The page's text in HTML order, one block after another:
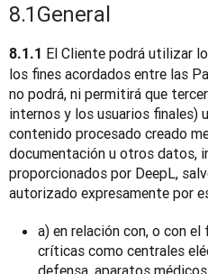
8.1General
8.1.1 El Cliente podrá utilizar
los fines acordados entre las
no podrá, ni permitirá que
internos y los usuarios finales)
contenido procesado creado
documentación u otros datos,
proporcionados por DeepL,
autorizado expresamente por
a) en relación con, o con
críticas como centrales
defensa, aparatos